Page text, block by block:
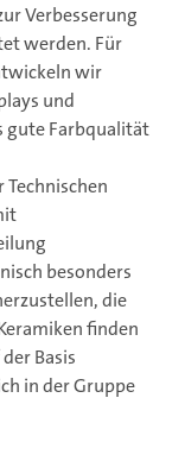
Verbesserung
werden. Für
wir
und
gute Farbqualität
besonders
die
finden
Basis
in der Gruppe